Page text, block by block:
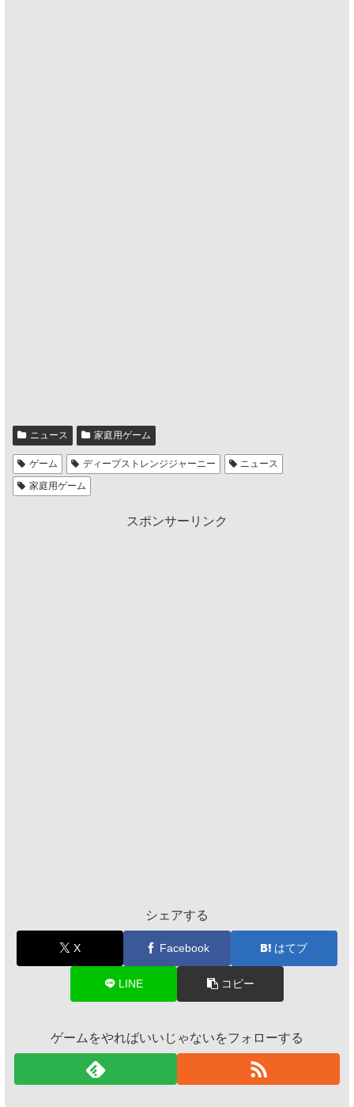
ニュース 家庭用ゲーム
ゲーム ディープストレンジジャーニー
ニュース
家庭用ゲーム
スポンサーリンク
シェアする
X Facebook はてブ
LINE コピー
ゲームをやればいいじゃないをフォローする